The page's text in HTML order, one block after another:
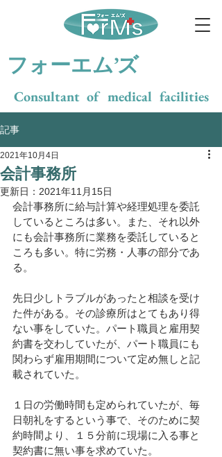
Consultant of medical facilities
​フォーエム’ズ
記事
会計事務所
2021年10月4日
更新日： 2021年11月15日
会計事務所に給与計算や経理処理を委託
しているところは多い。また、それ以外
にも会計事務所に業務を委託していると
ころも多い。特に労務・人事の部分であ
る。
先日少しトラブルがあったと相談を受け
た件がある。その診療所はとてもあり得
ない事をしていた。パート職員と雇用契
約書を交わしていたが、パート職員にも
関わらず雇用期間について定め無しと記
載されていた。
１日の労働時間も定められていたが、毎
日朝礼をするという事で、そのために契
約時間より、１５分前に現場に入る事と
契約書に無い事を求めていた。